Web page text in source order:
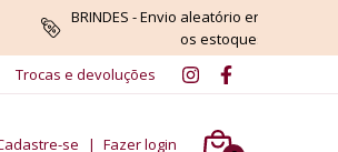
BRINDES - Envio aleatório enquanto
os estoques
Trocas e devoluções
se | Fazer login